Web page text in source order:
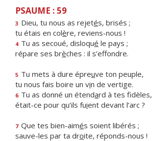
PSAUME : 59
3 Dieu, tu nous as rejetés, brisés ;
tu étais en colère, reviens-nous !
4 Tu as secoué, disloqué le pays ;
répare ses brèches : il s’effondre.
5 Tu mets à dure épreuve ton peuple,
tu nous fais boire un vin de vertige.
6 Tu as donné un étendard à tes fidèles,
était-ce pour qu’ils fuient devant l’arc ?
7 Que tes bien-aimés soient libérés ;
sauve-les par ta droite, réponds-nous !